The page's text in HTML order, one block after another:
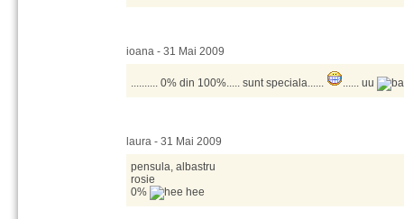
ioana - 31 Mai 2009
.......... 0% din 100%..... sunt speciala...... ...... uu
laura - 31 Mai 2009
pensula, albastru
rosie
0%